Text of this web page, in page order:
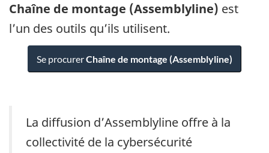
Chaîne de montage (Assemblyline) est
l’un des outils qu’ils utilisent.
Se procurerChaîne de montage (Assemblyline)
La diffusion d’Assemblyline offre à la
collectivité de la cybersécurité